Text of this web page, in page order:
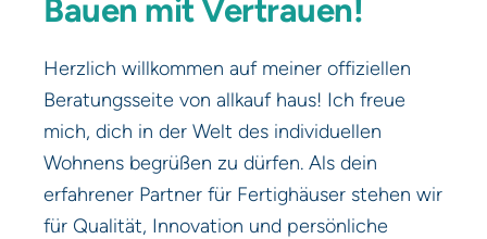
Bauen mit Vertrauen!
Herzlich willkommen auf meiner offiziellen
Beratungsseite von allkauf haus! Ich freue
mich, dich in der Welt des individuellen
Wohnens begrüßen zu dürfen. Als dein
erfahrener Partner für Fertighäuser stehen wir
für Qualität, Innovation und persönliche